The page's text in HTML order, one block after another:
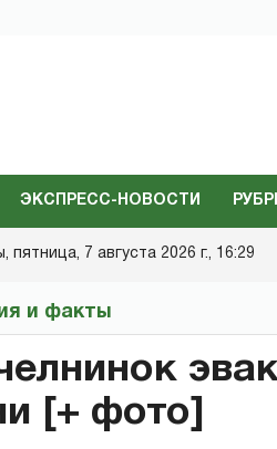
ЭКСПРЕСС-НОВОСТИ
пятница, 7 августа 2026 г., 16:29
и факты
[+ фото]